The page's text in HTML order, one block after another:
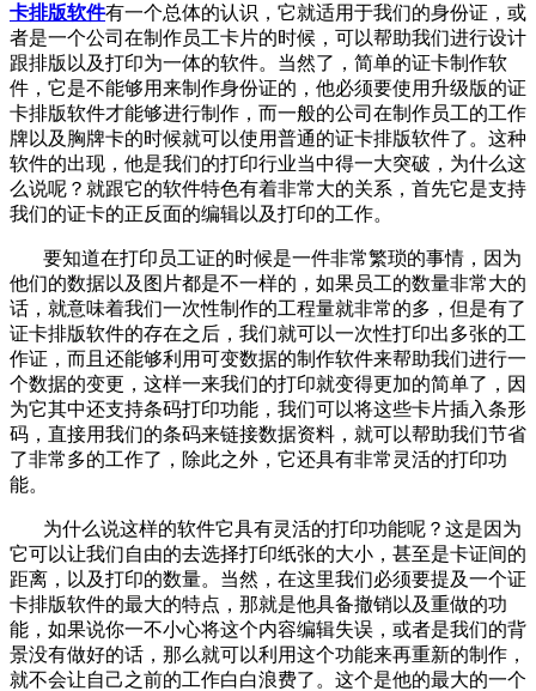
卡排版软件有一个总体的认识，它就适用于我们的身份证，或
者是一个公司在制作员工卡片的时候，可以帮助我们进行设计
跟排版以及打印为一体的软件。当然了，简单的证卡制作软
件，它是不能够用来制作身份证的，他必须要使用升级版的证
卡排版软件才能够进行制作，而一般的公司在制作员工的工作
牌以及胸牌卡的时候就可以使用普通的证卡排版软件了。这种
软件的出现，他是我们的打印行业当中得一大突破，为什么这
么说呢？就跟它的软件特色有着非常大的关系，首先它是支持
我们的证卡的正反面的编辑以及打印的工作。
要知道在打印员工证的时候是一件非常繁琐的事情，因为
他们的数据以及图片都是不一样的，如果员工的数量非常大的
话，就意味着我们一次性制作的工程量就非常的多，但是有了
证卡排版软件的存在之后，我们就可以一次性打印出多张的工
作证，而且还能够利用可变数据的制作软件来帮助我们进行一
个数据的变更，这样一来我们的打印就变得更加的简单了，因
为它其中还支持条码打印功能，我们可以将这些卡片插入条形
码，直接用我们的条码来链接数据资料，就可以帮助我们节省
了非常多的工作了，除此之外，它还具有非常灵活的打印功
能。
为什么说这样的软件它具有灵活的打印功能呢？这是因为
它可以让我们自由的去选择打印纸张的大小，甚至是卡证间的
距离，以及打印的数量。当然，在这里我们必须要提及一个证
卡排版软件的最大的特点，那就是他具备撤销以及重做的功
能，如果说你一不小心将这个内容编辑失误，或者是我们的背
景没有做好的话，那么就可以利用这个功能来再重新的制作，
就不会让自己之前的工作白白浪费了。这个是他的最大的一个